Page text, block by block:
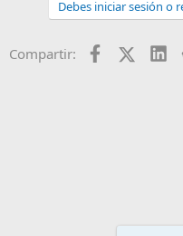
o
Debes iniciar sesión o
Compartir: Facebook
X